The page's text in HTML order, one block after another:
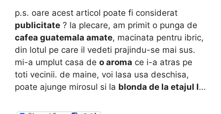
p.s. oare acest articol poate fi considerat
publicitate ? la plecare, am primit o punga de
cafea guatemala amate, macinata pentru ibric,
din lotul pe care il vedeti prajindu-se mai sus.
mi-a umplut casa de o aroma ce i-a atras pe
toti vecinii. de maine, voi lasa usa deschisa,
poate ajunge mirosul si la blonda de la etajul I…